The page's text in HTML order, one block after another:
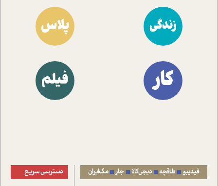
زندگی پلاس
کار فیلم
فیدیبو طاقچه دیجی‌کالا جار مگ‌ایران دسترسی سریع